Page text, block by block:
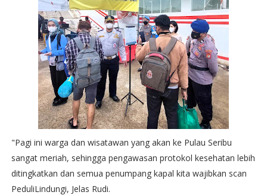
"Pagi ini warga dan wisatawan yang akan ke Pulau Seribu
sangat meriah, sehingga pengawasan protokol kesehatan lebih
ditingkatkan dan semua penumpang kapal kita wajibkan scan
PeduliLindungi, Jelas Rudi.